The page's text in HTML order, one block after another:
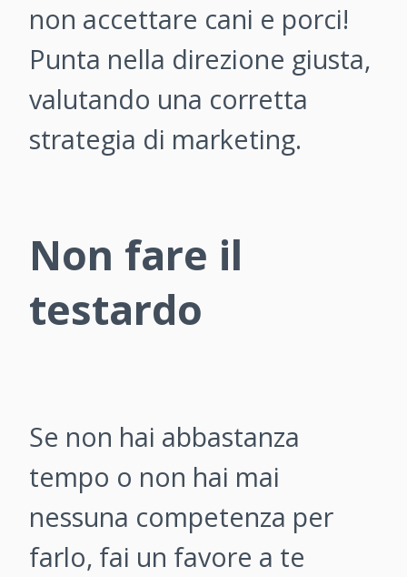
non accettare cani e porci!
Punta nella direzione giusta,
valutando una corretta
strategia di marketing.
Non fare il
testardo
Se non hai abbastanza
tempo o non hai mai
nessuna competenza per
farlo, fai un favore a te